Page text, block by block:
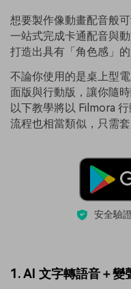
想要製作像動畫配音般
一站式完成卡通配音與
打造出具有「角色感」的
不論你使用的是桌上型
面版與行動版，讓你隨
以下教學將以 Filmora
流程也相當類似，只需
安全驗證
1. AI 文字轉語音＋變